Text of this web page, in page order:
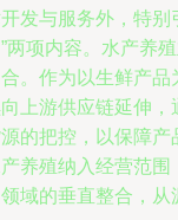
发与服务外，特别
两项内容。水产养
。作为以生鲜产
上游供应链延伸
的把控，以保障
养殖纳入经营范
域的垂直整合，从